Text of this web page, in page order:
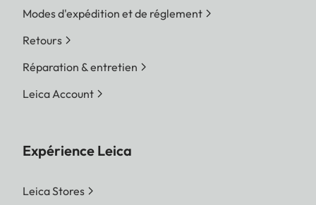
Modes d'expédition et de réglement
Retours
Réparation & entretien
Leica Account
Expérience Leica
Leica Stores